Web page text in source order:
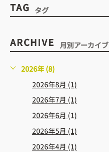
TAG タグ
ARCHIVE 月別アーカイブ
2026年 (8)
2026年8月 (1)
2026年7月 (1)
2026年6月 (1)
2026年5月 (1)
2026年4月 (1)